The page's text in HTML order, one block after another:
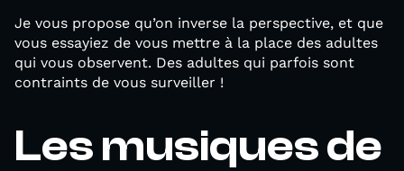
Je vous propose qu’on inverse la perspective, et que
vous essayiez de vous mettre à la place des adultes
qui vous observent. Des adultes qui parfois sont
contraints de vous surveiller !
Les musiques de